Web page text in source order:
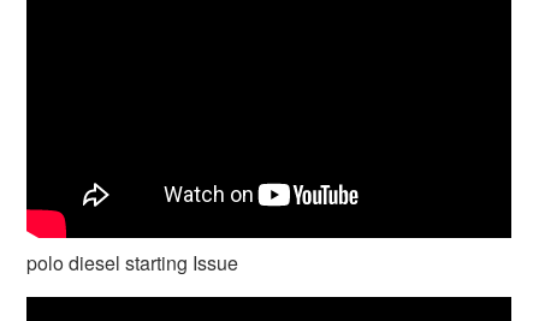
polo diesel starting Issue